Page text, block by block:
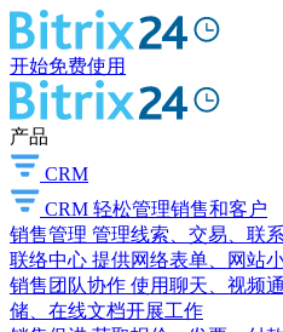
开始免费使用
产品
CRM
CRM 轻松管理销售和客户
销售管理 管理线索、交易、联
联络中心 提供网络表单、网站
销售团队协作 使用聊天、视频
储、在线文档开展工作